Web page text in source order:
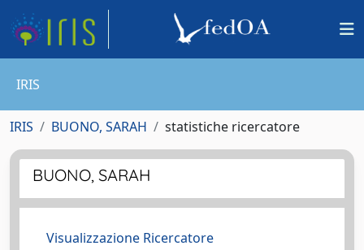
IRIS
IRIS BUONO, SARAH statistiche ricercatore
BUONO, SARAH
Visualizzazione Ricercatore